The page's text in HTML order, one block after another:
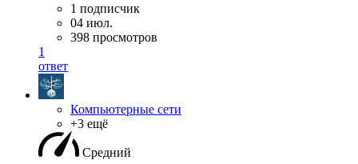
1 подписчик
04 июл.
398 просмотров
1
ответ
Компьютерные сети
+3 ещё
Средний